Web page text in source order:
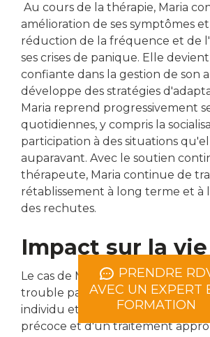
PRENDRE
AVEC UN EXPERT
FORMATION
Au cours de la thérapie, Maria
amélioration de ses symptômes
réduction de la fréquence et de
ses crises de panique. Elle
confiante dans la gestion de son
développe des stratégies
Maria reprend progressivement
quotidiennes, y compris la
participation à des situations
auparavant. Avec le soutien
thérapeute, Maria continue de
rétablissement à long terme et à
des rechutes.
Impact sur la vie
Le cas de Maria met en évidence
trouble panique sur la vie
individu et l'importance d'une
précoce et d'un traitement